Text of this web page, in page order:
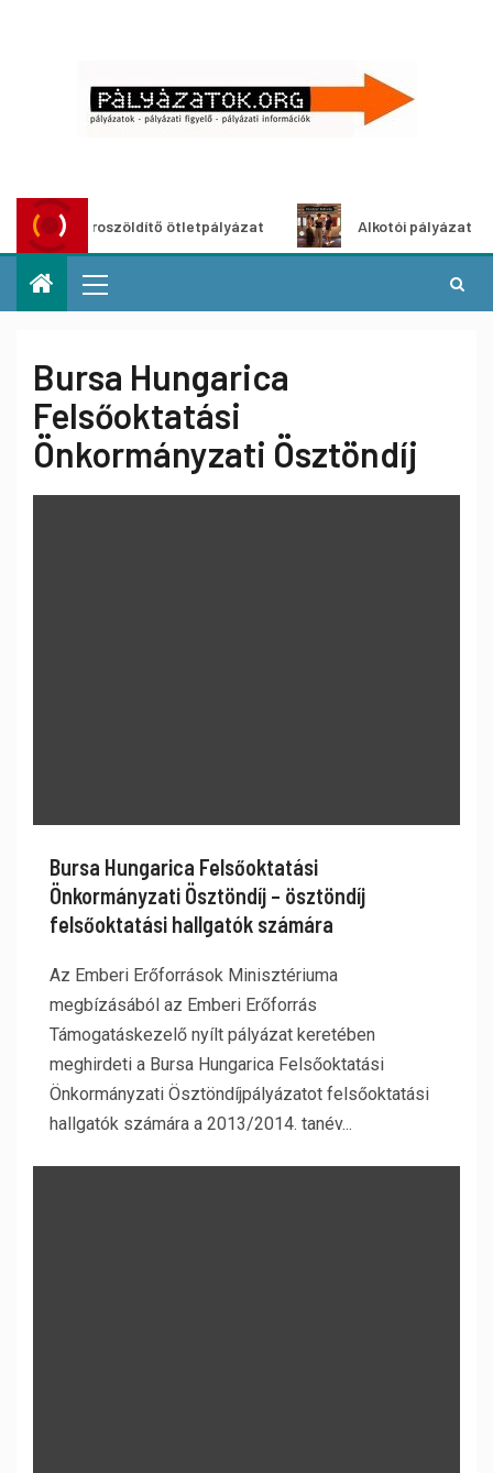
Városzöldítő ötletpályázat Alkotói pályázat
Bursa Hungarica
Felsőoktatási
Önkormányzati Ösztöndíj
Bursa Hungarica Felsőoktatási
Önkormányzati Ösztöndíj – ösztöndíj
felsőoktatási hallgatók számára
Az Emberi Erőforrások Minisztériuma
megbízásából az Emberi Erőforrás
Támogatáskezelő nyílt pályázat keretében
meghirdeti a Bursa Hungarica Felsőoktatási
Önkormányzati Ösztöndíjpályázatot felsőoktatási
hallgatók számára a 2013/2014. tanév...